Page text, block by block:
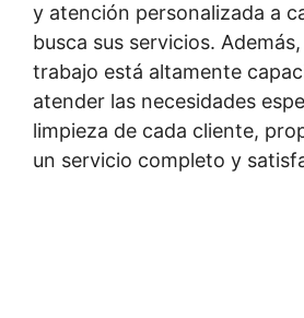
y atención personalizada a
busca sus servicios.
trabajo está altamente
atender las necesidades
limpieza de cada cliente,
un servicio completo y